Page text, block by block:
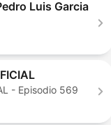
Luis Garcia
- Episodio 569